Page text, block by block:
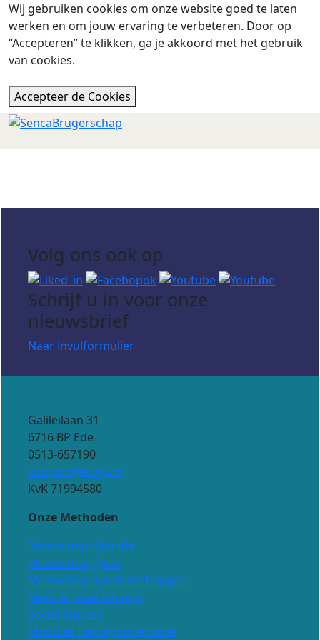
Wij gebruiken cookies om onze website goed te laten
werken en om jouw ervaring te verbeteren. Door op
“Accepteren” te klikken, ga je akkoord met het gebruik
van cookies.
Accepteer de Cookies
Volg ons ook op
Schrijf u in voor onze
nieuwsbrief
Naar invulformulier
Galileïlaan 31
6716 BP Ede
0513-657190
support@edgp.nl
KvK 71994580
Onze Methoden
Maatschappijkunde
Maatschappijleer
Maatschappijwetenschappen
Mens & Maatschappij
Social Studies
Modules Beroepsoriëntatie